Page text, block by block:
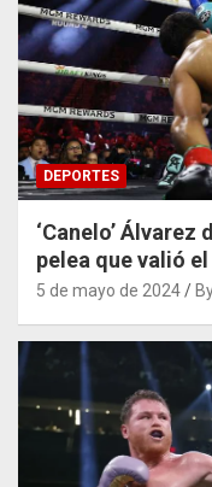
DEPORTES
‘Canelo’
pelea que valió
5 de mayo de 2024